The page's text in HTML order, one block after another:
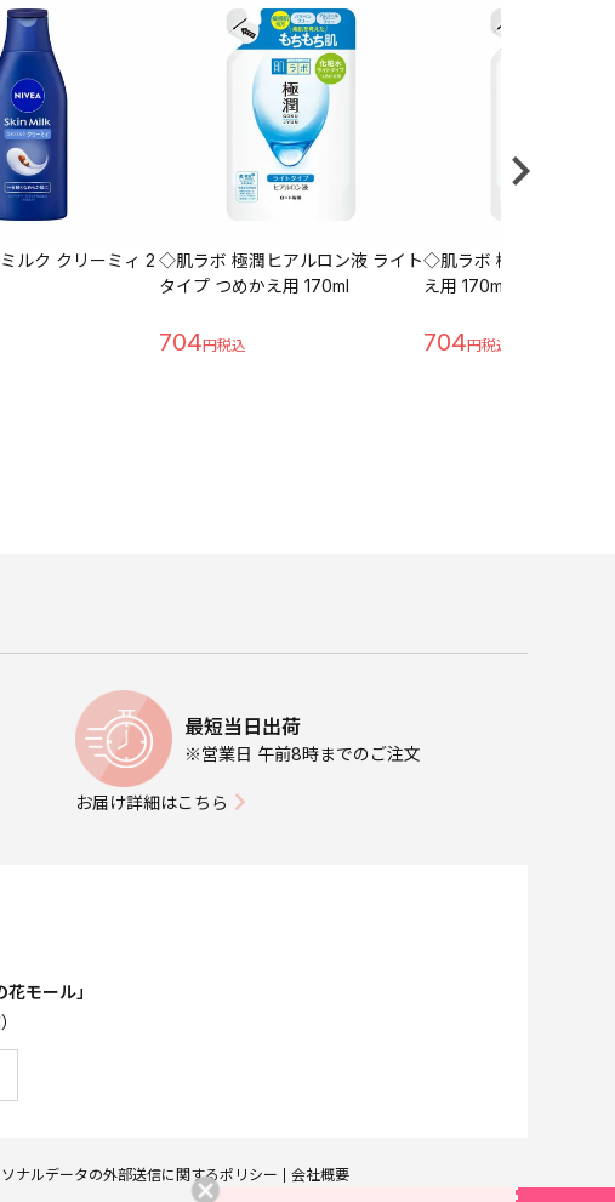
ルク クリーミィ 2 ◇肌ラボ 極潤ヒアルロン液 ライト
タイプ つめかえ用 170ml
704
◇肌ラボ 極潤ヒアルロ
え用 170ml
704
最短当日出荷
※営業日 午前8時までのご注文
お届け詳細はこちら
モール」
ナルデータの外部送信に関するポリシー 会社概要